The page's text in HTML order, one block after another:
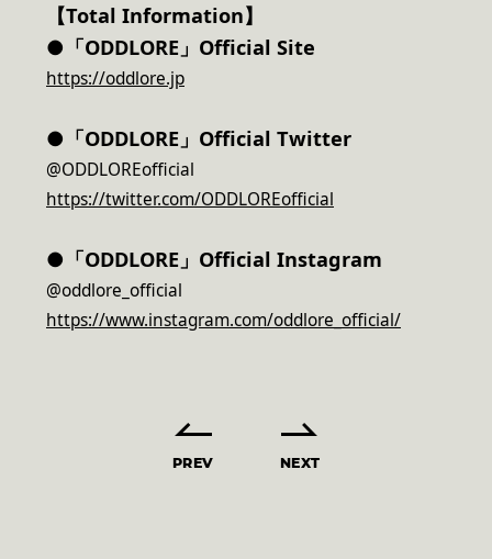
【Total Information】
● 「ODDLORE」Official Site
https://oddlore.jp
●「ODDLORE」Official Twitter
@ODDLOREofficial
https://twitter.com/ODDLOREofficial
●「ODDLORE」Official Instagram
@oddlore_official
https://www.instagram.com/oddlore_official/
PREV NEXT